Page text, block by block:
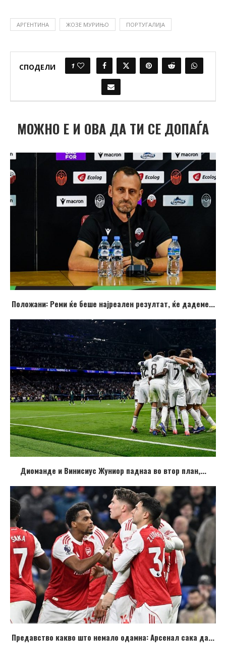
АРГЕНТИНА ЖОЗЕ МУРИЊО ПОРТУГАЛИЈА
СПОДЕЛИ 1
МОЖНО Е И ОВА ДА ТИ СЕ ДОПАЃА
Положани: Реми ќе беше најреален резултат, ќе дадеме...
Диоманде и Винисиус Жуниор паднаа во втор план,...
Предавство какво што немало одамна: Арсенал сака да...